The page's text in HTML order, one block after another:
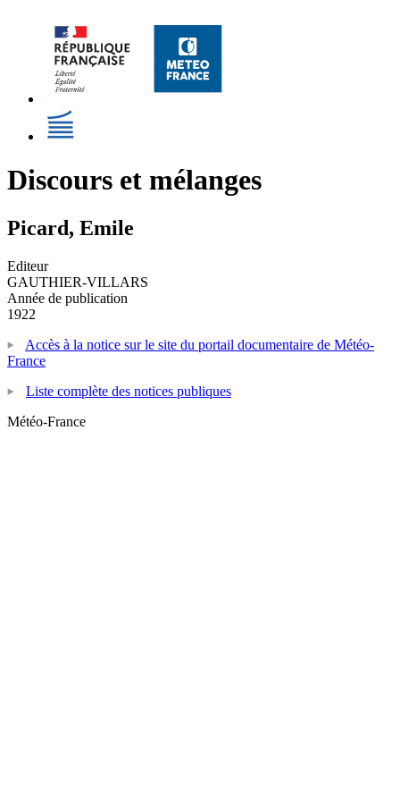
Discours et mélanges
Picard, Emile
Editeur
GAUTHIER-VILLARS
Année de publication
1922
Accès à la notice sur le site du portail documentaire de Météo-
France
Liste complète des notices publiques
Météo-France